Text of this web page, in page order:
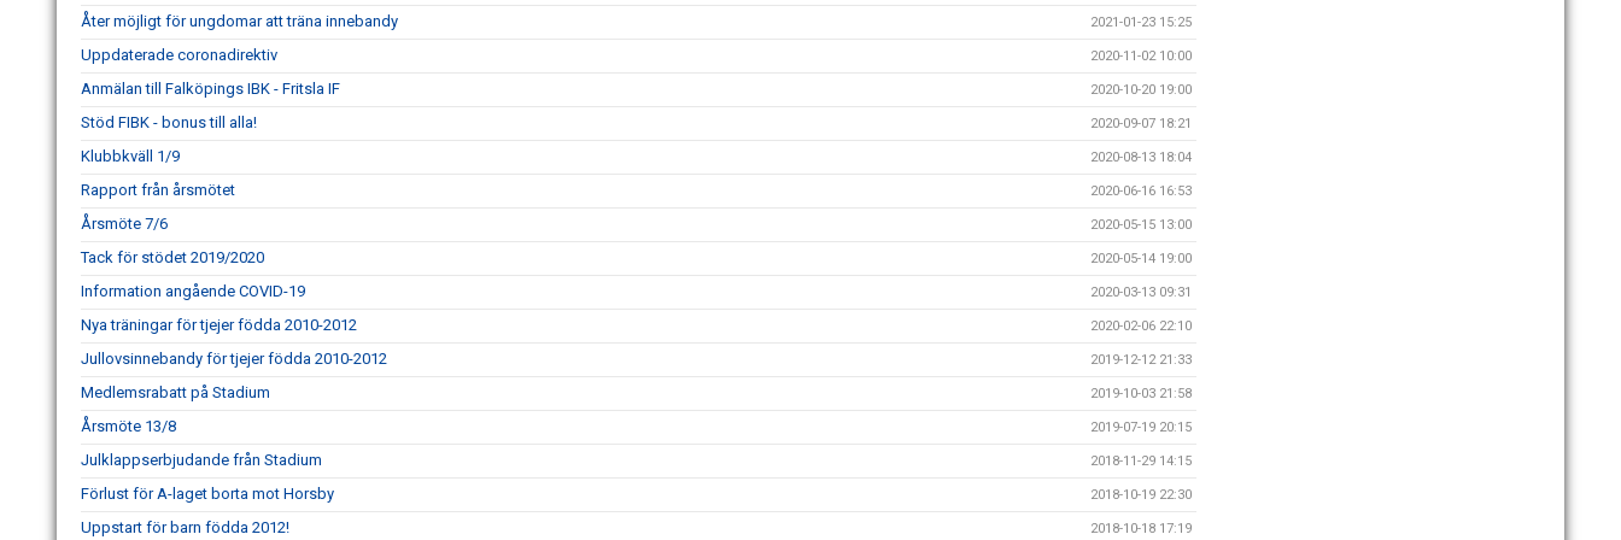
Åter möjligt för ungdomar att träna innebandy 2021-01-23 15:25
Uppdaterade coronadirektiv 2020-11-02 10:00
Anmälan till Falköpings IBK - Fritsla IF 2020-10-20 19:00
Stöd FIBK - bonus till alla! 2020-09-07 18:21
Klubbkväll 1/9 2020-08-13 18:04
Rapport från årsmötet 2020-06-16 16:53
Årsmöte 7/6 2020-05-15 13:00
Tack för stödet 2019/2020 2020-05-14 19:00
Information angående COVID-19 2020-03-13 09:31
Nya träningar för tjejer födda 2010-2012 2020-02-06 22:10
Jullovsinnebandy för tjejer födda 2010-2012 2019-12-12 21:33
Medlemsrabatt på Stadium 2019-10-03 21:58
Årsmöte 13/8 2019-07-19 20:15
Julklappserbjudande från Stadium 2018-11-29 14:15
Förlust för A-laget borta mot Horsby 2018-10-19 22:30
Uppstart för barn födda 2012! 2018-10-18 17:19